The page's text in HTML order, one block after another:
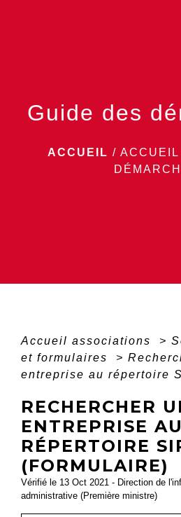
Guide des
ACCUEIL / ACCUEIL
Accueil associations >
et formulaires
>
entreprise au répertoire
RECHERCHER
ENTREPRISE AU
RÉPERTOIRE
(FORMULAIRE)
Vérifié le 13 Oct 2021 - Direction de
administrative (Première ministre)